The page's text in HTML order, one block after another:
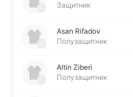
Защитник
Asan Rifadov
Полузащитник
Altin Ziberi
Полузащитник